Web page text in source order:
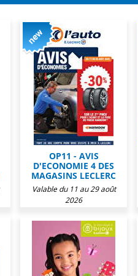
OP11 - AVIS
D'ECONOMIE 4 DES
MAGASINS LECLERC
Valable du 11 au 29 août
2026